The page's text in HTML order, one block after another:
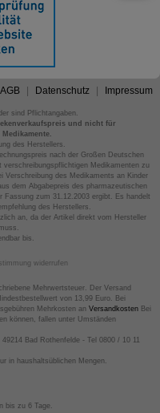
AGB Datenschutz Impressum
sind Pflichtangaben.
und nicht für
des Herstellers.
nach der Großen Deutschen
Medikamenten zu
Verschreibung des Medikaments an Kinder
dem Abgabepreis des pharmazeutischen
Fassung zum 31.12.2003 ergibt. Es handelt
des Herstellers.
an, da der Artikel direkt vom Hersteller
bis.
widerrufen
Mehrwertsteuer. Der Versand
von 13,99 Euro. Bei
Mehrkosten an VersandkostenBei
können, fallen unter Umständen
Bad Rothenfelde - Tel 0800 / 10 11
in haushaltsüblichen Mengen.
bis zu 6 Tage.